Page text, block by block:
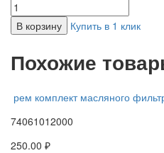
В корзину Купить в 1 клик
Похожие
рем комплект масляного
74061012000
250.00 ₽